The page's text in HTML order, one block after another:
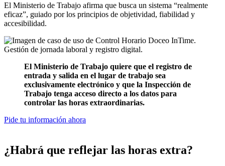
El Ministerio de Trabajo afirma que busca un sistema “realmente
eficaz”, guiado por los principios de objetividad, fiabilidad y
accesibilidad.
El Ministerio de Trabajo quiere que el registro de
entrada y salida en el lugar de trabajo sea
exclusivamente electrónico y que la Inspección de
Trabajo tenga acceso directo a los datos para
controlar las horas extraordinarias.
Pide tu información ahora
¿Habrá que reflejar las horas extra?